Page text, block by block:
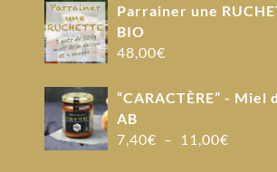
Parrainer une
BIO
48,00€
“CARACTÈRE” - Miel
AB
7,40€ – 11,00€Plage